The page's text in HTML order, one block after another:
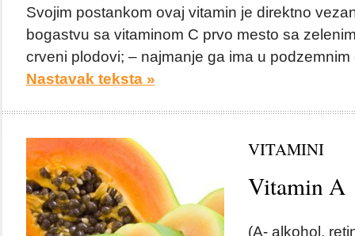
Svojim postankom ovaj vitamin je direktno
bogastvu sa vitaminom C prvo mesto sa
crveni plodovi; – najmanje ga ima u podzemnim
Nastavak teksta »
VITAMINI
Vitamin A
(A- alkohol,